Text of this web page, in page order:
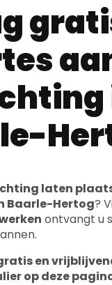
laten
Baarle-Hertog?
ontvangt u
en
op deze